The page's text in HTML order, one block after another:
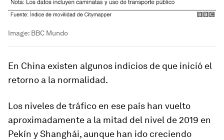
Image: BBC Mundo
En China existen algunos indicios de que inició el
retorno a la normalidad.
Los niveles de tráfico en ese país han vuelto
aproximadamente a la mitad del nivel de 2019 en
Pekín y Shanghái, aunque han ido creciendo